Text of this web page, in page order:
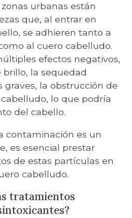
urbanas están
que, al entrar en
se adhieren tanto a
al cuero cabelludo.
efectos negativos,
la sequedad
graves, la obstrucción de
lo que podría
del cabello.
contaminación es un
es esencial prestar
de estas partículas en
cabelludo.
tratamientos